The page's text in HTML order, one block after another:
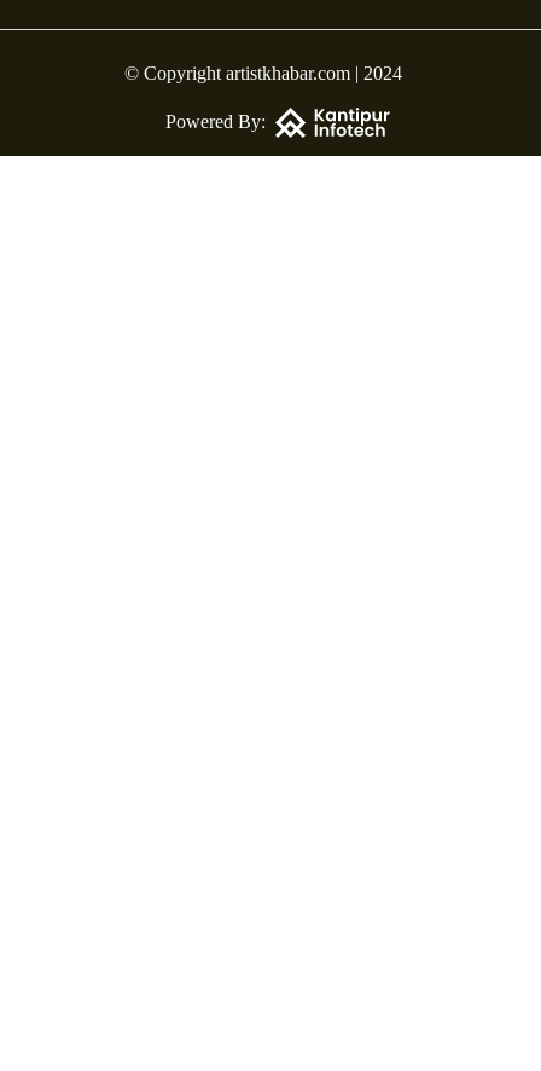
© Copyright artistkhabar.com | 2024
Powered By: